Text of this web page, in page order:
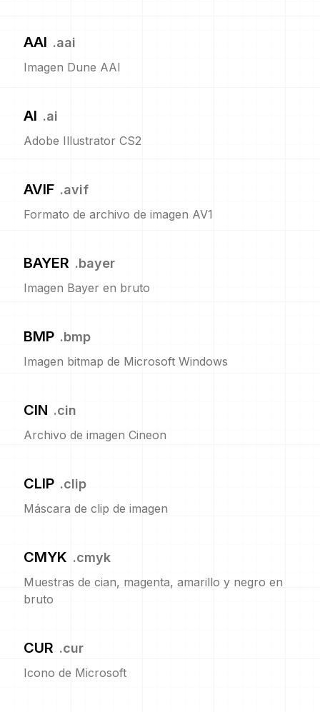
AAI .aai
Imagen Dune AAI
AI .ai
Adobe Illustrator CS2
AVIF .avif
Formato de archivo de imagen AV1
BAYER .bayer
Imagen Bayer en bruto
BMP .bmp
Imagen bitmap de Microsoft Windows
CIN .cin
Archivo de imagen Cineon
CLIP .clip
Máscara de clip de imagen
CMYK .cmyk
Muestras de cian, magenta, amarillo y negro en
bruto
CUR .cur
Icono de Microsoft